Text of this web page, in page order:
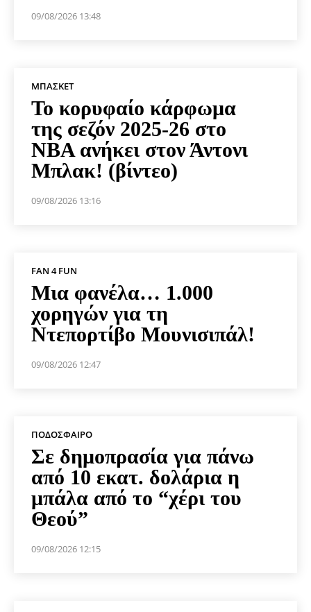
09/08/2026 13:48
ΜΠΆΣΚΕΤ
Το κορυφαίο κάρφωμα
της σεζόν 2025-26 στο
NBA ανήκει στον Άντονι
Μπλακ! (βίντεο)
09/08/2026 13:16
FAN 4 FUN
Μια φανέλα… 1.000
χορηγών για τη
Ντεπορτίβο Μουνισιπάλ!
09/08/2026 12:47
ΠΟΔΌΣΦΑΙΡΟ
Σε δημοπρασία για πάνω
από 10 εκατ. δολάρια η
μπάλα από το “χέρι του
Θεού”
09/08/2026 12:15